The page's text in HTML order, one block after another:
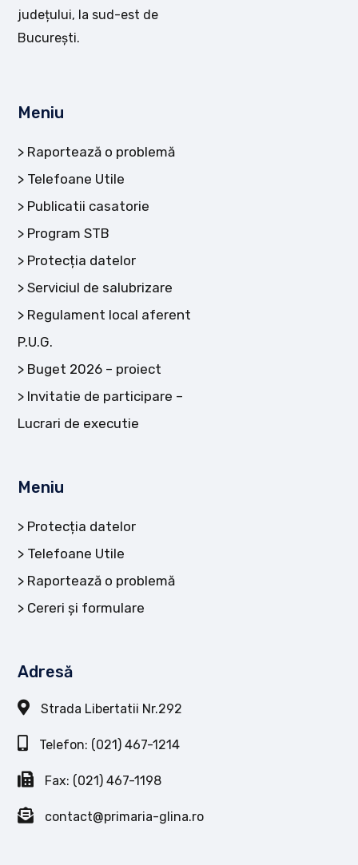
județului, la sud-est de
București.
Meniu
Raportează o problemă
Telefoane Utile
Publicatii casatorie
Program STB
Protecția datelor
Serviciul de salubrizare
Regulament local aferent
P.U.G.
Buget 2026 – proiect
Invitatie de participare –
Lucrari de executie
Meniu
Protecția datelor
Telefoane Utile
Raportează o problemă
Cereri și formulare
Adresă
Strada Libertatii Nr.292
Telefon: (021) 467-1214
Fax: (021) 467-1198
contact@primaria-glina.ro